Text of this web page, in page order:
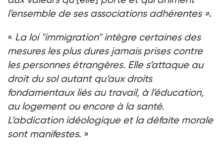
l’ensemble de ses associations adhérentes ».
« La loi "immigration" intègre certaines des
mesures les plus dures jamais prises contre
les personnes étrangères. Elle s’attaque au
droit du sol autant qu’aux droits
fondamentaux liés au travail, à l’éducation,
au logement ou encore à la santé.
L’abdication idéologique et la défaite morale
sont manifestes. »